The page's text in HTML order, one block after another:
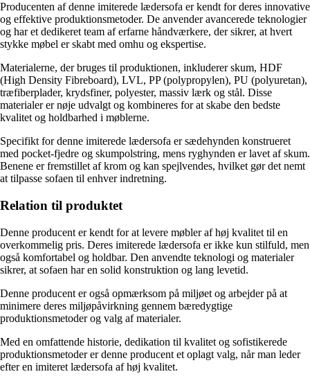
Producenten af denne imiterede lædersofa er kendt for deres innovative
og effektive produktionsmetoder. De anvender avancerede teknologier
og har et dedikeret team af erfarne håndværkere, der sikrer, at hvert
stykke møbel er skabt med omhu og ekspertise.
Materialerne, der bruges til produktionen, inkluderer skum, HDF
(High Density Fibreboard), LVL, PP (polypropylen), PU (polyuretan),
træfiberplader, krydsfiner, polyester, massiv lærk og stål. Disse
materialer er nøje udvalgt og kombineres for at skabe den bedste
kvalitet og holdbarhed i møblerne.
Specifikt for denne imiterede lædersofa er sædehynden konstrueret
med pocket-fjedre og skumpolstring, mens ryghynden er lavet af skum.
Benene er fremstillet af krom og kan spejlvendes, hvilket gør det nemt
at tilpasse sofaen til enhver indretning.
Relation til produktet
Denne producent er kendt for at levere møbler af høj kvalitet til en
overkommelig pris. Deres imiterede lædersofa er ikke kun stilfuld, men
også komfortabel og holdbar. Den anvendte teknologi og materialer
sikrer, at sofaen har en solid konstruktion og lang levetid.
Denne producent er også opmærksom på miljøet og arbejder på at
minimere deres miljøpåvirkning gennem bæredygtige
produktionsmetoder og valg af materialer.
Med en omfattende historie, dedikation til kvalitet og sofistikerede
produktionsmetoder er denne producent et oplagt valg, når man leder
efter en imiteret lædersofa af høj kvalitet.